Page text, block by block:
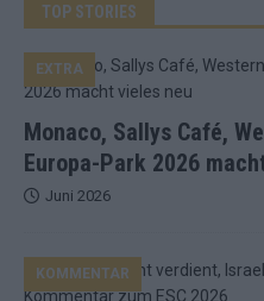
TOP STORIES
Monaco, Sallys Café,
Europa-Park 2026
EXTRA
Juni 2026
KOMMENTAR